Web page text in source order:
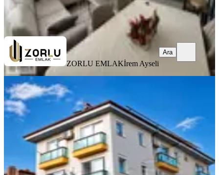
ZORLU EMLAKİrem Ayseli
Ara
ZORLU EMLAKİrem Ayseli
Ara
YENİ
Antalya Kepez Kültür Mahallesi'nde
1+1 Kiralık Daire
Kepez, Kültür Mahallesi
1+1·35 m²·2. Kat· 09.08.2026
21.000 ₺